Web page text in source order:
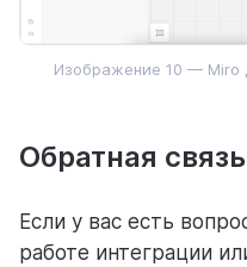
Изображение 10 — Miro
Обратная
Если у вас есть
работе интеграции